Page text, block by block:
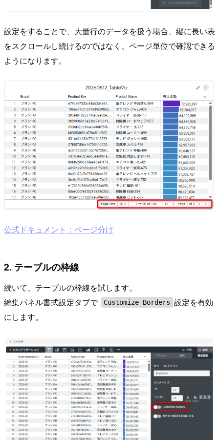
設定をすることで、大量行のデータを扱う場合、縦に長い表
をスクロールし続けるのではなく、ページ単位で確認できる
ようになります。
公式ドキュメント：ページ分け
2. テーブルの枠線
続いて、テーブルの枠線を試します。
編集パネル書式設定タブで
Customize Borders 設定を有効
にします。